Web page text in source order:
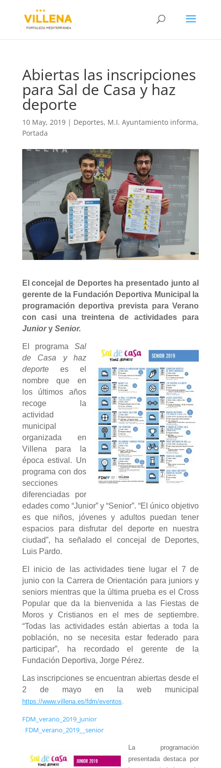
Abiertas las inscripciones
para Sal de Casa y haz
deporte
10 May, 2019| Deportes, M.I. Ayuntamiento informa,
Portada
El concejal de Deportes ha presentado junto al
gerente de la Fundación Deportiva Municipal la
programación deportiva prevista para Verano
con casi una treintena de actividades para
Juniory Senior.
El programaSal
de Casa y haz
deportees el
nombre que en
los últimos años
recoge la
actividad
municipal
organizada en
Villena para la
época estival. Un
programa con dos
secciones
diferenciadas por
edades como “Junior” y “Senior”. “El único objetivo
es que niños, jóvenes y adultos puedan tener
espacios para disfrutar del deporte en nuestra
ciudad”, ha señalado el concejal de Deportes,
Luis Pardo.
El inicio de las actividades tiene lugar el 7 de
junio con la Carrera de Orientación para juniors y
seniors mientras que la última prueba es el Cross
Popular que da la bienvenida a las Fiestas de
Moros y Cristianos en el mes de septiembre.
“Todas las actividades están abiertas a toda la
población, no se necesita estar federado para
participar”, ha recordado el gerente de la
Fundación Deportiva, Jorge Pérez.
Las inscripciones se encuentran abiertas desde el
2 de mayo en la web municipal
https://www.villena.es/fdm/eventos.
FDM_verano_2019_junior
FDM_verano_2019__senior
La programación
presentada destaca por